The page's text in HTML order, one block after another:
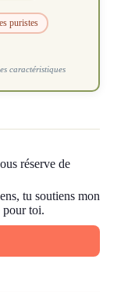
puristes
caractéristiques
réserve de
tu soutiens mon
toi.